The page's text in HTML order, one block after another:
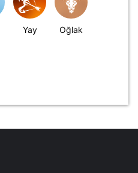
Yay Oğlak